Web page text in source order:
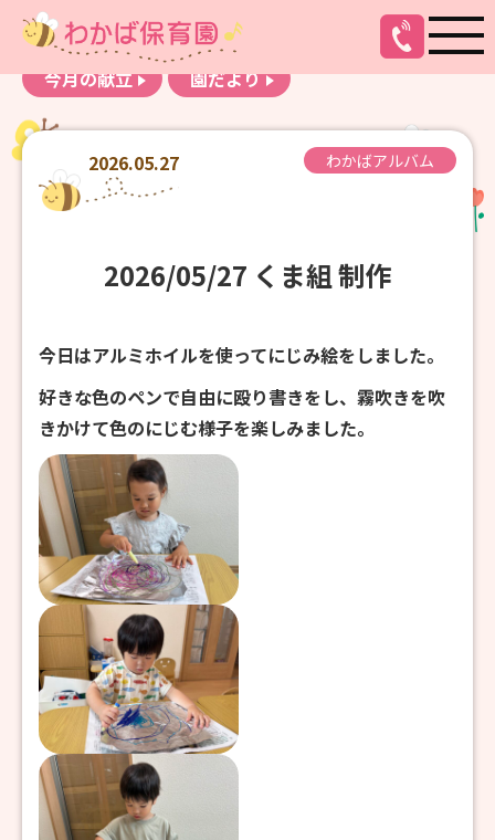
お知らせ
わかばアルバム
今月の献立
園だより
2026.05.27 わかばアルバム
2026/05/27 くま組 制作
今日はアルミホイルを使ってにじみ絵をしました。
好きな色のペンで自由に殴り書きをし、霧吹きを吹
きかけて色のにじむ様子を楽しみました。